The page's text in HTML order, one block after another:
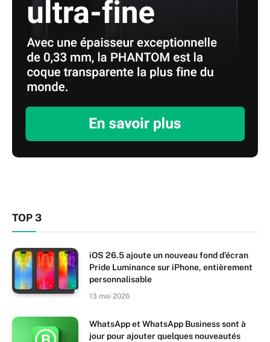
TOP 3
iOS 26.5 ajoute un nouveau fond d’écran
Pride Luminance sur iPhone, entièrement
personnalisable
13 mai 2026
WhatsApp et WhatsApp Business sont à
jour pour ajouter quelques nouveautés